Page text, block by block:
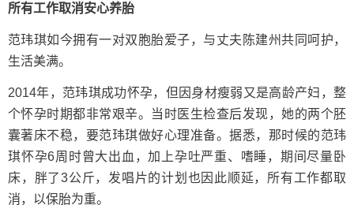
所有工作取消安心养胎
范玮琪如今拥有一对双胞胎爱子，与丈夫陈建州共同呵护，
生活美满。
2014年，范玮琪成功怀孕，但因身材瘦弱又是高龄产妇，整
个怀孕时期都非常艰辛。当时医生检查后发现，她的两个胚
囊著床不稳，要范玮琪做好心理准备。据悉，那时候的范玮
琪怀孕6周时曾大出血，加上孕吐严重、嗜睡，期间尽量卧
床，胖了3公斤，发唱片的计划也因此顺延，所有工作都取
消，以保胎为重。